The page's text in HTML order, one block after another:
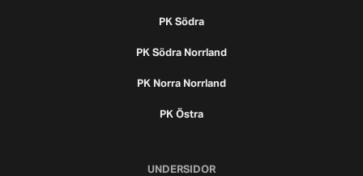
PK Södra
PK Södra Norrland
PK Norra Norrland
PK Östra
UNDERSIDOR